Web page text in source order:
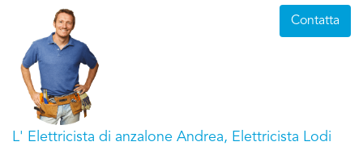
L' Elettricista di anzalone Andrea, Elettricista Lodi
Contatta